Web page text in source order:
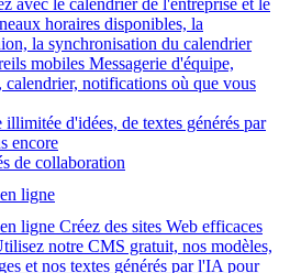
avec le calendrier de l'entreprise et le
horaires disponibles, la
la synchronisation du calendrier
mobiles Messagerie d'équipe,
calendrier, notifications où que vous
illimitée d'idées, de textes générés par
encore
de collaboration
ligne
ligne Créez des sites Web efficaces
notre CMS gratuit, nos modèles,
et nos textes générés par l'IA pour